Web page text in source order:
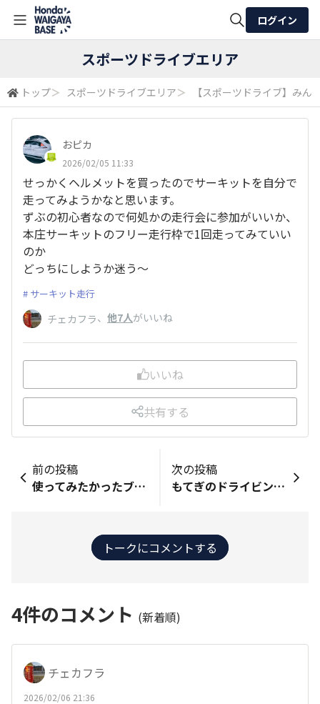
検索
ログイン
スポーツドライブエリア
トップ＞ スポーツドライブエリア＞ 【スポーツドライブ】みん
おピカ
2026/02/05 11:33
せっかくヘルメットを買ったのでサーキットを自分で
走ってみようかなと思います。
ずぶの初心者なので何処かの走行会に参加がいいか、
本庄サーキットのフリー走行枠で1回走ってみていい
のか
どっちにしようか迷う〜
サーキット走行
チェカフラ、 他7人がいいね
いいね
共有する
前の投稿
使ってみたかったブレーキパッドが届いた。どんな感触になるかとても楽しみ。 思う存分踏むぞー！
次の投稿
もてぎのドライビングレッスンを受けに来ています。 午前はブレーキの練習をしました。 目標物目掛けてブレーキで止まるのですが、なかなか加減が難しいです💦 それにしても高性能な車ばかり来ていて一番CR-Zが安モンなんじゃないか？って感じです〜🤣
トークにコメントする
4件のコメント (新着順)
チェカフラ
2026/02/06 21:36